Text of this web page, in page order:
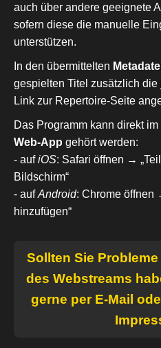
auch über andere geeignete
sofern diese die manuelle
unterstützen.
In den übermittelten
gespielten Titel zusätzlich
Link zur Repertoire-Seite
Das Programm kann direkt
Web-App gehört werden:
- aufiOS: Safari öffnen →
Bildschirm“
- aufAndroid: Chrome öffnen
hinzufügen“
Sollten Sie
des Webstreams
gerne per E-Mail